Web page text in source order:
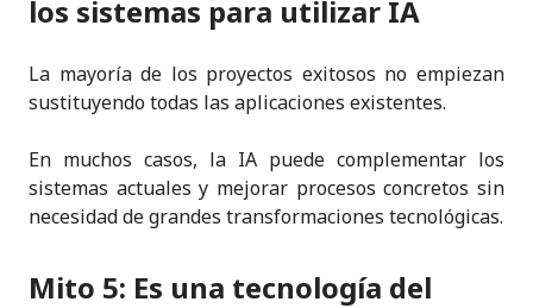
los sistemas para utilizar IA
La mayoría de los proyectos exitosos no empiezan
sustituyendo todas las aplicaciones existentes.
En muchos casos, la IA puede complementar los
sistemas actuales y mejorar procesos concretos sin
necesidad de grandes transformaciones tecnológicas.
Mito 5: Es una tecnología del